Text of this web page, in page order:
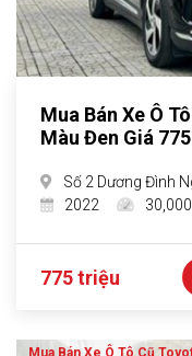
Mua Bán Xe Ô
Màu Đen Giá
Số 2 Dương Đình
2022
775 triệu
Mua Bán Xe Ô Tô Cũ